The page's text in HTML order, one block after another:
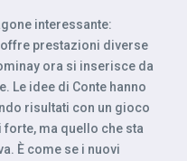
interessante:
offre prestazioni diverse
ora si inserisce da
Le idee di Conte hanno
risultati con un gioco
ma quello che sta
È come se i nuovi